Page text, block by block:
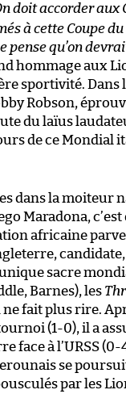
doit accorder
à cette Coupe
qu’on
hommage aux
sportivité. Dans
Robson,
du laïus
de ce Mondial
dans la moiteur
Maradona,
africaine
sacre
Barnes), les
fait plus rire.
(1-0), il a
face à l’URSS
se
par les